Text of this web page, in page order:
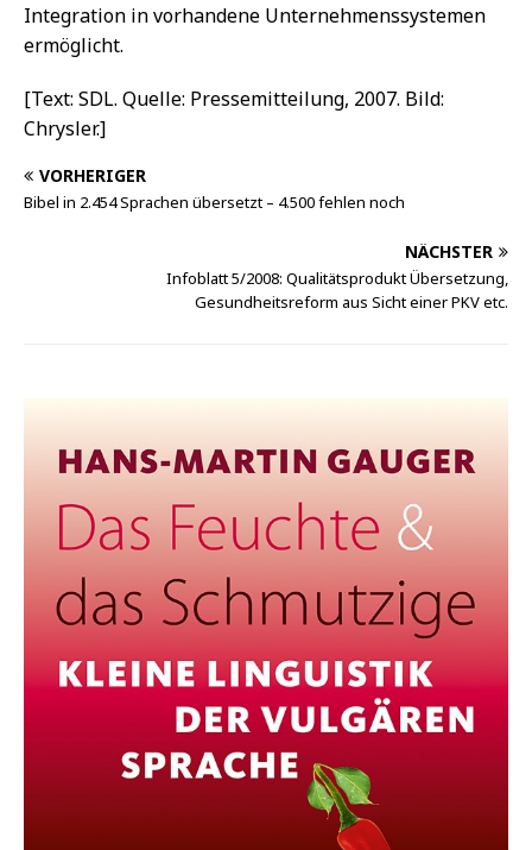
Integration in vorhandene Unternehmenssystemen
ermöglicht.
[Text: SDL. Quelle: Pressemitteilung, 2007. Bild:
Chrysler.]
VORHERIGER
Bibel in 2.454 Sprachen übersetzt – 4.500 fehlen noch
NÄCHSTER
Infoblatt 5/2008: Qualitätsprodukt Übersetzung,
Gesundheitsreform aus Sicht einer PKV etc.